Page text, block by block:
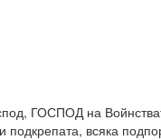
ГОСПОД на
всяка